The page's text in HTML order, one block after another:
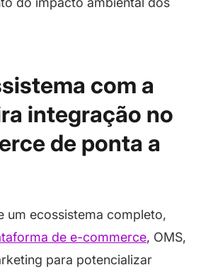
com a
integração no
de ponta a
um ecossistema completo,
de e-commerce, OMS,
para potencializar